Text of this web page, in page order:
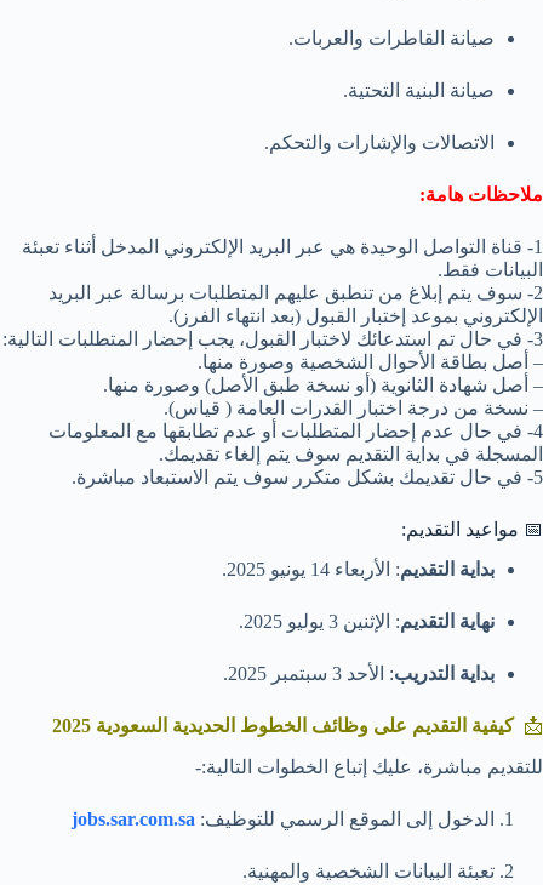
صيانة القاطرات والعربات.
صيانة البنية التحتية.
الاتصالات والإشارات والتحكم.
ملاحظات هامة:
1- قناة التواصل الوحيدة هي عبر البريد الإلكتروني المدخل أثناء تعبئة
البيانات فقط.
2- سوف يتم إبلاغ من تنطبق عليهم المتطلبات برسالة عبر البريد
الإلكتروني بموعد إختبار القبول (بعد انتهاء الفرز).
3- في حال تم استدعائك لاختبار القبول، يجب إحضار المتطلبات التالية:
– أصل بطاقة الأحوال الشخصية وصورة منها.
– أصل شهادة الثانوية (أو نسخة طبق الأصل) وصورة منها.
– نسخة من درجة اختبار القدرات العامة ( قياس).
4- في حال عدم إحضار المتطلبات أو عدم تطابقها مع المعلومات
المسجلة في بداية التقديم سوف يتم إلغاء تقديمك.
5- في حال تقديمك بشكل متكرر سوف يتم الاستبعاد مباشرة.
📅 مواعيد التقديم:
بداية التقديم: الأربعاء 14 يونيو 2025.
نهاية التقديم: الإثنين 3 يوليو 2025.
بداية التدريب: الأحد 3 سبتمبر 2025.
📩 كيفية التقديم على وظائف الخطوط الحديدية السعودية 2025
للتقديم مباشرة، عليك إتباع الخطوات التالية:-
الدخول إلى الموقع الرسمي للتوظيف: jobs.sar.com.sa
تعبئة البيانات الشخصية والمهنية.